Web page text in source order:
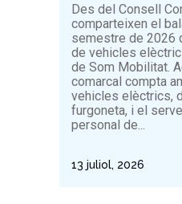
Des del Consell
comparteixen el
semestre de 2026
de vehicles
de Som Mobilitat.
comarcal compta
vehicles elèctrics,
furgoneta, i el
personal de...
13 juliol, 2026